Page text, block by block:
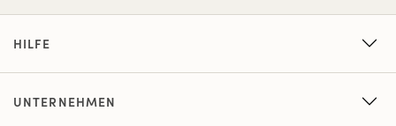
HILFE
UNTERNEHMEN